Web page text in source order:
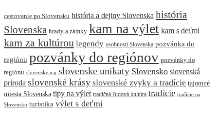
cestovanie po Slovensku história a dejiny Slovenska história
Slovenska hrady a zámky kam na výlet kam s deťmi
kam za kultúrou legendy osobnosti Slovenska pozvánka do
regiónu pozvánky do regiónov pozvánky do
regiónu slovenske naj slovenske unikaty Slovensko slovenská
príroda slovenské krásy slovenské zvyky a tradície tajomné
miesta Slovenska tipy na výlet tradičná ľudová kultúra tradície tradície na
Slovensku turistika výlet s deťmi